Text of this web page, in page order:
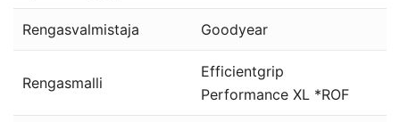
Rengasvalmistaja Goodyear
Rengasmalli
Efficientgrip
Performance XL *ROF